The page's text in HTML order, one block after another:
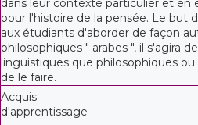
pour l'histoire de la pensée. Le but
aux étudiants d'aborder de façon
philosophiques " arabes ", il s'agira
linguistiques que philosophiques
de le faire.
Acquis
d'apprentissage